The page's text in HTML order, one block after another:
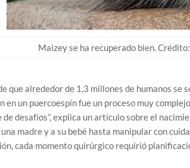
Maizey se ha recuperado bien.
que alrededor de 1,3 millones de humanos se
en un puercoespín fue un proceso muy
de desafíos”, explica un artículo sobre el
madre y a su bebé hasta manipular con
cada momento quirúrgico requirió